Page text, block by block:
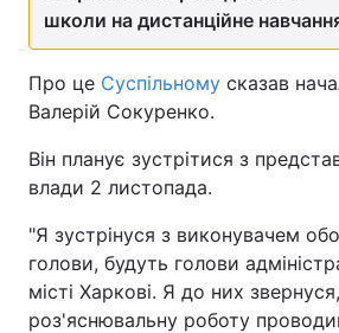
школи на дистанційне
Про це Суспільному сказав
Валерій Сокуренко.
Він планує зустрітися з
влади 2 листопада.
"Я зустрінуся з виконувачем
голови, будуть голови
місті Харкові. Я до них
роз'яснювальну роботу